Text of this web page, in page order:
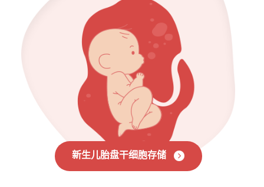
新生儿胎盘干细胞存储